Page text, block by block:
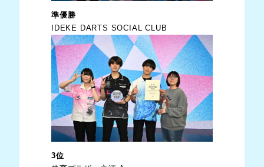
準優勝
IDEKE DARTS SOCIAL CLUB
3位